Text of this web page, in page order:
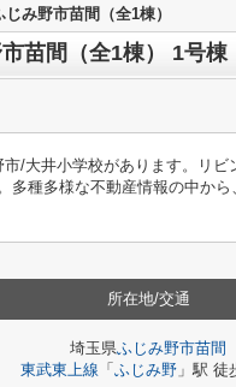
み野市苗間（全1棟）
苗間（全1棟） 1号棟
/大井小学校があります。リ
多種多様な不動産情報の中か
所在地/交通
埼玉県ふじみ野市苗間
東武東上線 「 ふじみ野」駅 徒